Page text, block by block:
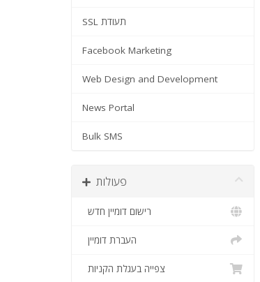
SSL תעודת
Facebook Marketing
Web Design and Development
News Portal
Bulk SMS
פעולות
רישום דומיין חדש
העברת דומיין
צפייה בעגלת הקניות